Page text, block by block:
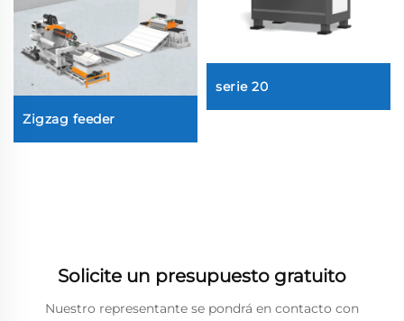
Zigzag feeder
serie 20
Solicite un presupuesto gratuito
Nuestro representante se pondrá en contacto con